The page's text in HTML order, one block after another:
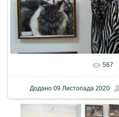
567
Додано 09 Листопада 2020